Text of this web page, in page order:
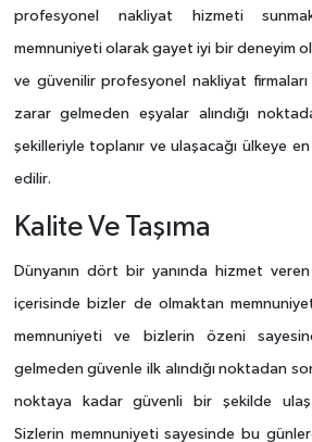
profesyonel nakliyat hizmeti
memnuniyeti olarak gayet iyi bir deneyim
ve güvenilir profesyonel nakliyat firmaları
zarar gelmeden eşyalar alındığı
şekilleriyle toplanır ve ulaşacağı ülkeye
edilir.
Kalite Ve Taşıma
Dünyanın dört bir yanında hizmet
içerisinde bizler de olmaktan
memnuniyeti ve bizlerin özeni
gelmeden güvenle ilk alındığı noktadan
noktaya kadar güvenli bir şekilde
Sizlerin memnuniyeti sayesinde bu